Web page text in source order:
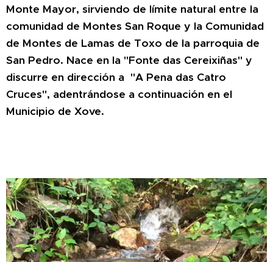
Monte Mayor, sirviendo de límite natural entre la
comunidad de Montes San Roque y la Comunidad
de Montes de Lamas de Toxo de la parroquia de
San Pedro. Nace en la "Fonte das Cereixiñas" y
discurre en dirección a "A Pena das Catro
Cruces", adentrándose a continuación en el
Municipio de Xove.